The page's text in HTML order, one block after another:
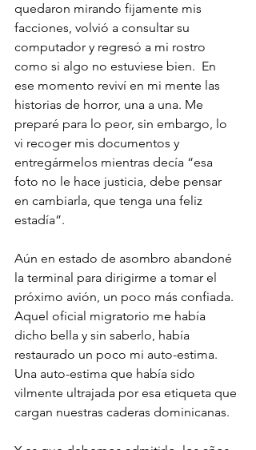
quedaron mirando fijamente mis
facciones, volvió a consultar su
computador y regresó a mi rostro
como si algo no estuviese bien.  En
ese momento reviví en mi mente las
historias de horror, una a una. Me
preparé para lo peor, sin embargo, lo
vi recoger mis documentos y
entregármelos mientras decía “esa
foto no le hace justicia, debe pensar
en cambiarla, que tenga una feliz
estadía”.
Aún en estado de asombro abandoné
la terminal para dirigirme a tomar el
próximo avión, un poco más confiada.
Aquel oficial migratorio me había
dicho bella y sin saberlo, había
restaurado un poco mi auto-estima.
Una auto-estima que había sido
vilmente ultrajada por esa etiqueta que
cargan nuestras caderas dominicanas.